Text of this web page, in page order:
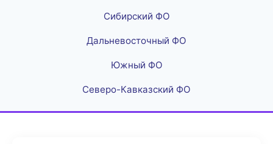
Сибирский ФО
Дальневосточный ФО
Южный ФО
Северо-Кавказский ФО